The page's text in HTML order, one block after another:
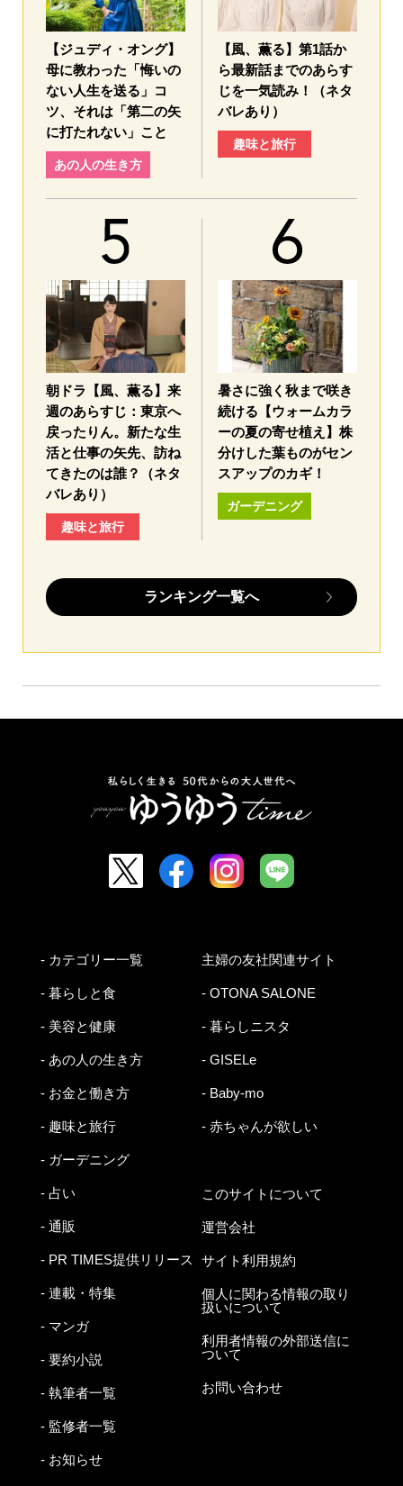
【ジュディ・オング】
母に教わった「悔いの
ない人生を送る」コ
ツ、それは「第二の矢
に打たれない」こと
あの人の生き方
【風、薫る】第1話か
ら最新話までのあらす
じを一気読み！（ネタ
バレあり）
趣味と旅行
朝ドラ【風、薫る】来
週のあらすじ：東京へ
戻ったりん。新たな生
活と仕事の矢先、訪ね
てきたのは誰？（ネタ
バレあり）
趣味と旅行
暑さに強く秋まで咲き
続ける【ウォームカラ
ーの夏の寄せ植え】株
分けした葉ものがセン
スアップのカギ！
ガーデニング
ランキング一覧へ
- カテゴリー一覧
- 暮らしと食
- 美容と健康
- あの人の生き方
- お金と働き方
- 趣味と旅行
- ガーデニング
- 占い
- 通販
- PR TIMES提供リリース
- 連載・特集
- マンガ
- 要約小説
- 執筆者一覧
- 監修者一覧
- お知らせ
主婦の友社関連サイト
- OTONA SALONE
- 暮らしニスタ
- GISELe
- Baby-mo
- 赤ちゃんが欲しい
このサイトについて
運営会社
サイト利用規約
個人に関わる情報の取り
扱いについて
利用者情報の外部送信に
ついて
お問い合わせ